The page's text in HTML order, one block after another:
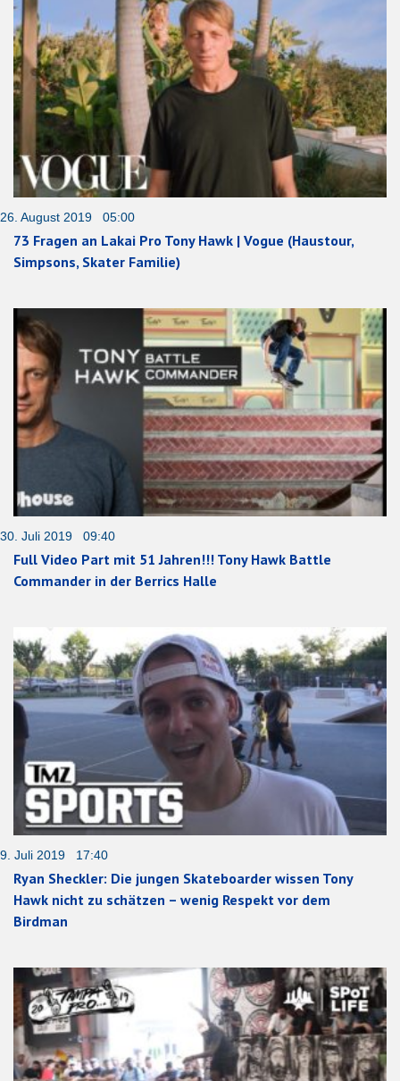
26. August 2019 05:00
73 Fragen an Lakai Pro Tony Hawk | Vogue (Haustour,
Simpsons, Skater Familie)
30. Juli 2019 09:40
Full Video Part mit 51 Jahren!!! Tony Hawk Battle
Commander in der Berrics Halle
9. Juli 2019 17:40
Ryan Sheckler: Die jungen Skateboarder wissen Tony
Hawk nicht zu schätzen – wenig Respekt vor dem
Birdman